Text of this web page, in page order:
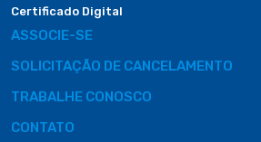
Certificado Digital
ASSOCIE-SE
SOLICITAÇÃO DE CANCELAMENTO
TRABALHE CONOSCO
CONTATO